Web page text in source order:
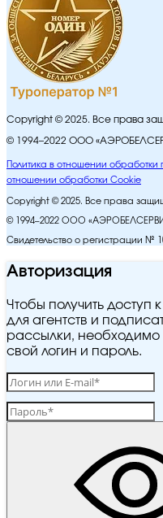
Copyright © 2025. Все права
© 1994–2022 ООО
Политика в отношении
отношении обработки Cookie
Copyright © 2025. Все права
© 1994–2022 ООО
Свидетельство о регистрации №
Авторизация
Чтобы получить доступ
для агентств и
рассылки, необходимо
свой логин и пароль.